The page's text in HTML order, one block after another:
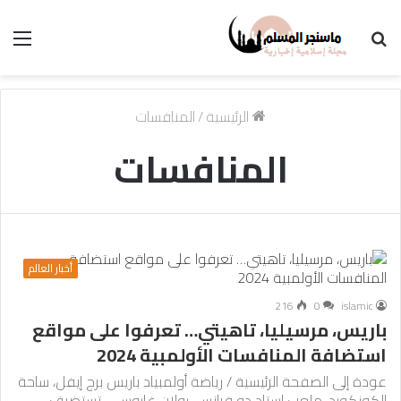
الرئيسية/المنافسات
المنافسات
أخبار العالم
islamic
0
216
باريس، مرسيليا، تاهيتي… تعرفوا على مواقع
استضافة المنافسات الأولمبية 2024
عودة إلى الصفحة الرئيسية / رياضة أولمبياد باريس برج إيفل، ساحة